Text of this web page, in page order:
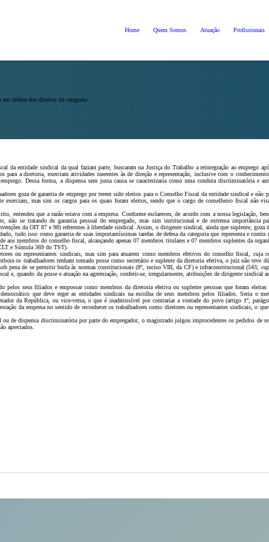
Home Quem Somos Atuação Profissionais
defesa dos direitos da categoria
da entidade sindical da qual faziam parte, buscaram na Justiça do Trabalho a reintegração ao emprego
a diretoria, exerciam atividades inerentes às de direção e representação, inclusive com o conhecimento
Dessa forma, a dispensa sem justa causa se caracterizaria como uma conduta discriminatória e
goza de garantia de emprego por terem sido eleitos para o Conselho Fiscal da entidade sindical e não
exerciam, mas sim os cargos para os quais foram eleitos, sendo que o cargo de conselheiro fiscal não
entendeu que a razão estava com a empresa. Conforme esclareceu, de acordo com a nossa legislação,
se tratando de garantia pessoal do empregado, mas sim institucional e de extrema importância
da OIT 87 e 98) referentes à liberdade sindical. Assim, o dirigente sindical, ainda que suplente, goza
tudo isso como garantia de suas importantíssimas tarefas de defesa da categoria que representa e contra
aos membros do conselho fiscal, alcançando apenas 07 membros titulares e 07 membros suplentes da
e Súmula 369 do TST).
ou representantes sindicais, mas sim para atuarem como membros efetivos do conselho fiscal, cuja
os trabalhadores tenham tomado posse como secretário e suplente da diretoria efetiva, o juiz não teve
pena de se permitir burla às normas constitucionais (8º, inciso VIII, da CF) e infraconstitucional (543,
e, quando da posse e atuação na agremiação, conferir-se, irregularmente, atribuições de dirigente sindical
seus filiados e empossar como membros da diretoria efetiva ou suplente pessoas que foram eleitas
que deve reger as entidades sindicais na escolha de seus membros pelos filiados. Seria o
da República, ou vice-versa, o que é inadmissível por contrariar a vontade do povo (artigo 1º,
da empresa no sentido de reconhecer os trabalhadores como diretores ou representantes sindicais, o que
de dispensa discriminatória por parte do empregador, o magistrado julgou improcedentes os pedidos de
apreciados.